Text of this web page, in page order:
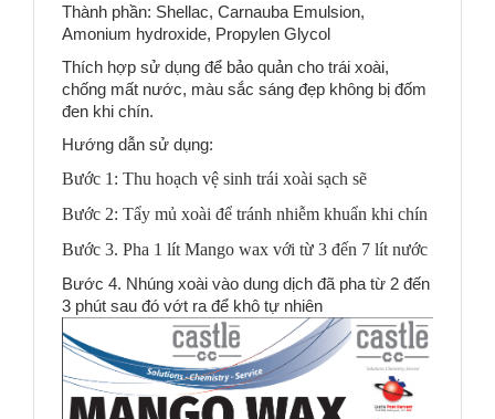
Thành phần: Shellac, Carnauba Emulsion,
Amonium hydroxide, Propylen Glycol
Thích hợp sử dụng để bảo quản cho trái xoài,
chống mất nước, màu sắc sáng đẹp không bị đốm
đen khi chín.
Hướng dẫn sử dụng:
Bước 1: Thu hoạch vệ sinh trái xoài sạch sẽ
Bước 2: Tẩy mủ xoài để tránh nhiễm khuẩn khi chín
Bước 3. Pha 1 lít Mango wax với từ 3 đến 7 lít nước
Bước 4. Nhúng xoài vào dung dịch đã pha từ 2 đến
3 phút sau đó vớt ra để khô tự nhiên